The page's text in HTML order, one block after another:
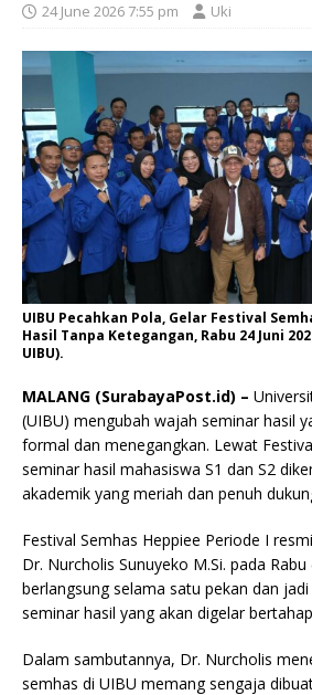
24 June 2026 7:55 pm Uki
UIBU Pecahkan Pola, Gelar Festival
Hasil Tanpa Ketegangan, Rabu 24 Juni
UIBU).
MALANG (SurabayaPost.id) –
(UIBU) mengubah wajah seminar hasil
formal dan menegangkan. Lewat
seminar hasil mahasiswa S1 dan S2
akademik yang meriah dan penuh
Festival Semhas Heppiee Periode I
Dr. Nurcholis Sunuyeko M.Si. pada
berlangsung selama satu pekan dan
seminar hasil yang akan digelar
Dalam sambutannya, Dr. Nurcholis
semhas di UIBU memang sengaja